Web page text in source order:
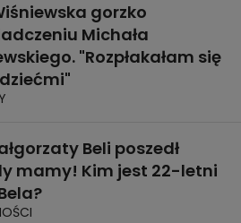
gorzko
Michała
"Rozpłakałam się
Beli poszedł
mamy! Kim jest 22-letni